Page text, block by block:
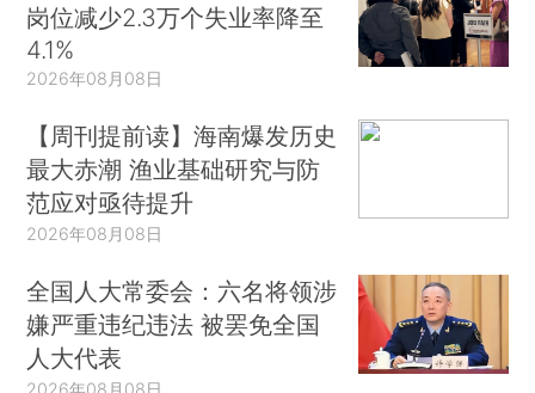
岗位减少2.3万个失业率降至
4.1%
2026年08月08日
【周刊提前读】海南爆发历史
最大赤潮 渔业基础研究与防
范应对亟待提升
2026年08月08日
全国人大常委会：六名将领涉
嫌严重违纪违法 被罢免全国
人大代表
2026年08月08日